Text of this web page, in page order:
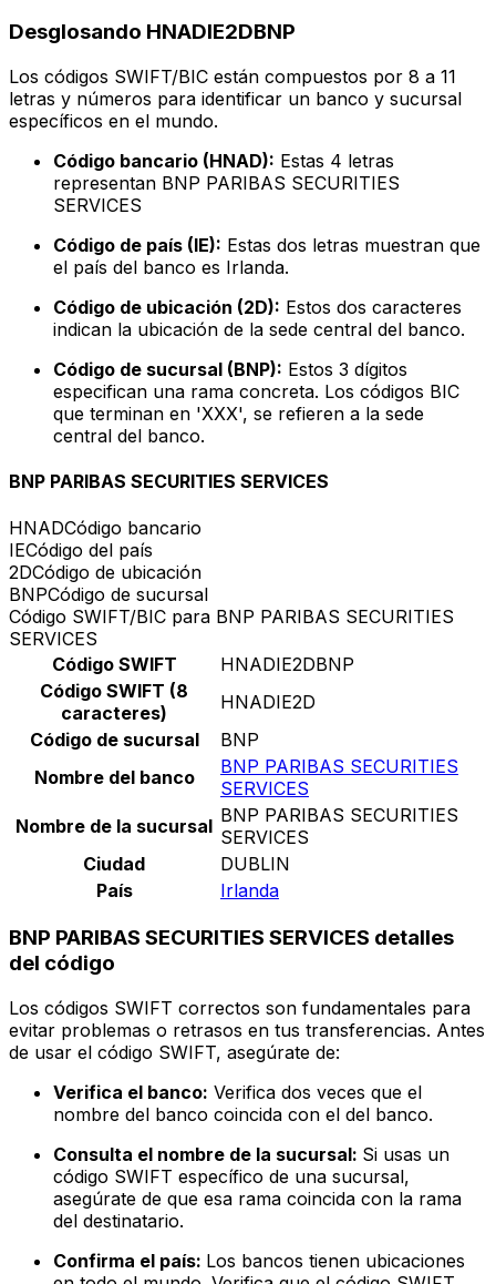
Desglosando HNADIE2DBNP
Los códigos SWIFT/BIC están compuestos por 8 a 11
letras y números para identificar un banco y sucursal
específicos en el mundo.
Código bancario (HNAD): Estas 4 letras
representan BNP PARIBAS SECURITIES
SERVICES
Código de país (IE): Estas dos letras muestran que
el país del banco es Irlanda.
Código de ubicación (2D): Estos dos caracteres
indican la ubicación de la sede central del banco.
Código de sucursal (BNP): Estos 3 dígitos
especifican una rama concreta. Los códigos BIC
que terminan en 'XXX', se refieren a la sede
central del banco.
BNP PARIBAS SECURITIES SERVICES
HNADCódigo bancario
IECódigo del país
2DCódigo de ubicación
BNPCódigo de sucursal
Código SWIFT/BIC para BNP PARIBAS SECURITIES
SERVICES
Código SWIFT
HNADIE2DBNP
Código SWIFT (8
caracteres)
HNADIE2D
Código de sucursal
BNP
Nombre del banco
BNP PARIBAS SECURITIES
SERVICES
Nombre de la sucursal BNP PARIBAS SECURITIES
SERVICES
Ciudad
DUBLIN
País
Irlanda
BNP PARIBAS SECURITIES SERVICES detalles
del código
Los códigos SWIFT correctos son fundamentales para
evitar problemas o retrasos en tus transferencias. Antes
de usar el código SWIFT, asegúrate de:
Verifica el banco: Verifica dos veces que el
nombre del banco coincida con el del banco.
Consulta el nombre de la sucursal: Si usas un
código SWIFT específico de una sucursal,
asegúrate de que esa rama coincida con la rama
del destinatario.
Confirma el país: Los bancos tienen ubicaciones